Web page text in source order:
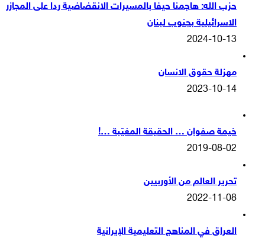
حزب الله: هاجمنا حيفا بالمسيرات الانقضاضية ردا على المجازر
الاسرائيلية بجنوب لبنان
2024-10-13
مهزلة حقوق الانسان
2023-10-14
خيمة صفوان … الحقيقة المغيّبة …!
2019-08-02
تحرير العالم من الأوربيين
2022-11-08
العراق في المناهج التعليمية الإيرانية